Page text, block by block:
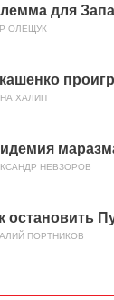
для
ОЛЕЩУК
ХАЛИП
НЕВЗОРОВ
остановить
ПОРТНИКОВ